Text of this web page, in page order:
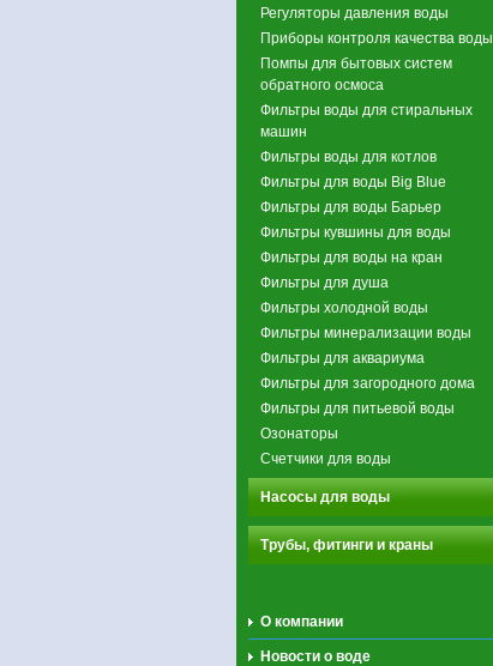
Регуляторы давления воды
Приборы контроля качества воды
Помпы для бытовых систем
обратного осмоса
Фильтры воды для стиральных
машин
Фильтры воды для котлов
Фильтры для воды Big Blue
Фильтры для воды Барьер
Фильтры кувшины для воды
Фильтры для воды на кран
Фильтры для душа
Фильтры холодной воды
Фильтры минерализации воды
Фильтры для аквариума
Фильтры для загородного дома
Фильтры для питьевой воды
Озонаторы
Счетчики для воды
Насосы для воды
Трубы, фитинги и краны
О компании
Новости о воде